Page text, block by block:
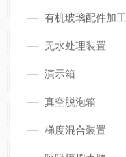
有机玻璃配件加工
无水处理装置
演示箱
真空脱泡箱
梯度混合装置